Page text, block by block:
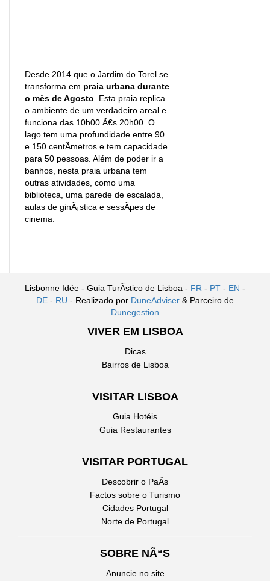
Desde 2014 que o Jardim do Torel se
transforma em praia urbana durante
o mês de Agosto . Esta praia replica
o ambiente de um verdadeiro areal e
funciona das 10h00 Ã€s 20h00. O
lago tem uma profundidade entre 90
e 150 centÃ­metros e tem capacidade
para 50 pessoas. Além de poder ir a
banhos, nesta praia urbana tem
outras atividades, como uma
biblioteca, uma parede de escalada,
aulas de ginÃ¡stica e sessÃµes de
cinema.
Lisbonne Idée - Guia TurÃ­stico de Lisboa - FR - PT - EN -
DE - RU - Realizado por DuneAdviser & Parceiro de
Dunegestion
VIVER EM LISBOA
Dicas
Bairros de Lisboa
VISITAR LISBOA
Guia Hotéis
Guia Restaurantes
VISITAR PORTUGAL
Descobrir o PaÃ­s
Factos sobre o Turismo
Cidades Portugal
Norte de Portugal
SOBRE NÃ“S
Anuncie no site